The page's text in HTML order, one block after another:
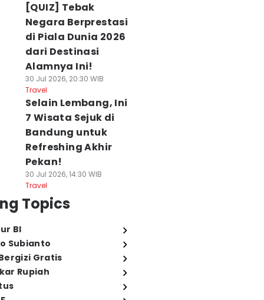
[QUIZ] Tebak
Negara Berprestasi
di Piala Dunia 2026
dari Destinasi
Alamnya Ini!
30 Jul 2026, 20:30 WIB
Travel
Selain Lembang, Ini
7 Wisata Sejuk di
Bandung untuk
Refreshing Akhir
Pekan!
30 Jul 2026, 14:30 WIB
Travel
Topics
BI
Subianto
Gratis
Rupiah